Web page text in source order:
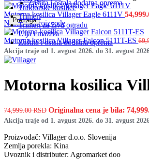
Zaštita i ostala dodatna oprema
Pretraga
Traktorske kosilice
Trimeri
Trimeri za živu ogradu
Ulja i maziva
Zaštita i ostala dodatna oprema
Motorna kosilica Villager Eagle 6111V
Nazad na proizvode
Motorna kosilica Villager Falcon 5111T-ES
Akcija traje od 1. avgust 2026. do 31. avgust
Motorna kosilica
74,999.00RSD Originalna cena je bila:
Akcija traje od 1. avgust 2026. do 31. avgust
Proizvođač: Villager d.o.o. Slovenija
Zemlja porekla: Kina
Uvoznik i distributer: Agromarket doo